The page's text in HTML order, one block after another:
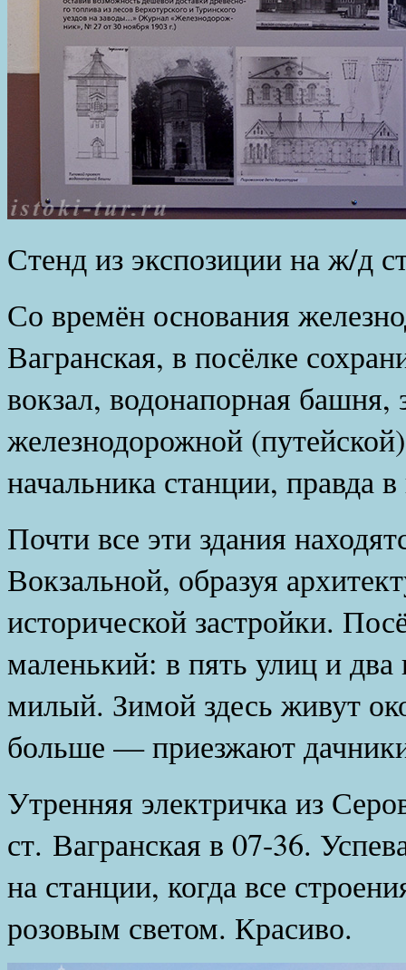
Стенд из экспозиции на ж/д
Со времён основания
Вагранская, в посёлке
вокзал, водонапорная
железнодорожной
начальника станции, правда
Почти все эти здания
Вокзальной, образуя
исторической застройки.
маленький: в пять улиц и
милый. Зимой здесь живут
больше — приезжают
Утренняя электричка из
ст. Вагранская в 07-36.
на станции, когда все
розовым светом. Красиво.